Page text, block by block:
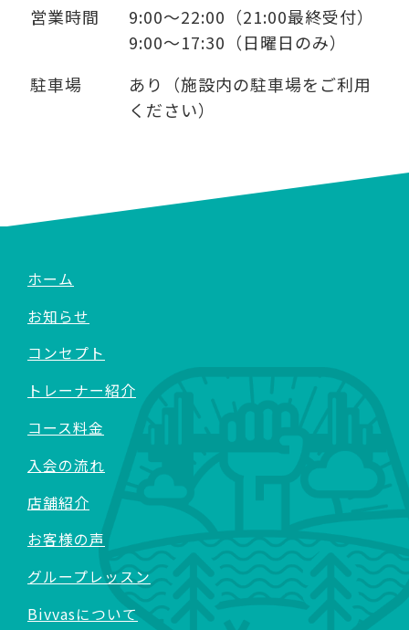
営業時間
9:00～22:00（21:00最終受付）
9:00～17:30（日曜日のみ）
駐車場
あり（施設内の駐車場をご利用
ください）
ホーム
お知らせ
コンセプト
トレーナー紹介
コース料金
入会の流れ
店舗紹介
お客様の声
グループレッスン
Bivvasについて